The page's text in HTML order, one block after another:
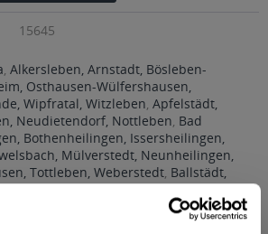
15645
, Alkersleben, Arnstadt, Bösleben-
Osthausen-Wülfershausen,
Wipfratal, Witzleben, Apfelstädt,
Neudietendorf, Nottleben, Bad
Bothenheilingen, Issersheilingen,
Mülverstedt, Neunheilingen,
Tottleben, Weberstedt, Ballstädt,
Emleben, Eschenbergen,
Goldbach, Grabsleben,
Hochheim, Molschleben, Mühlberg,